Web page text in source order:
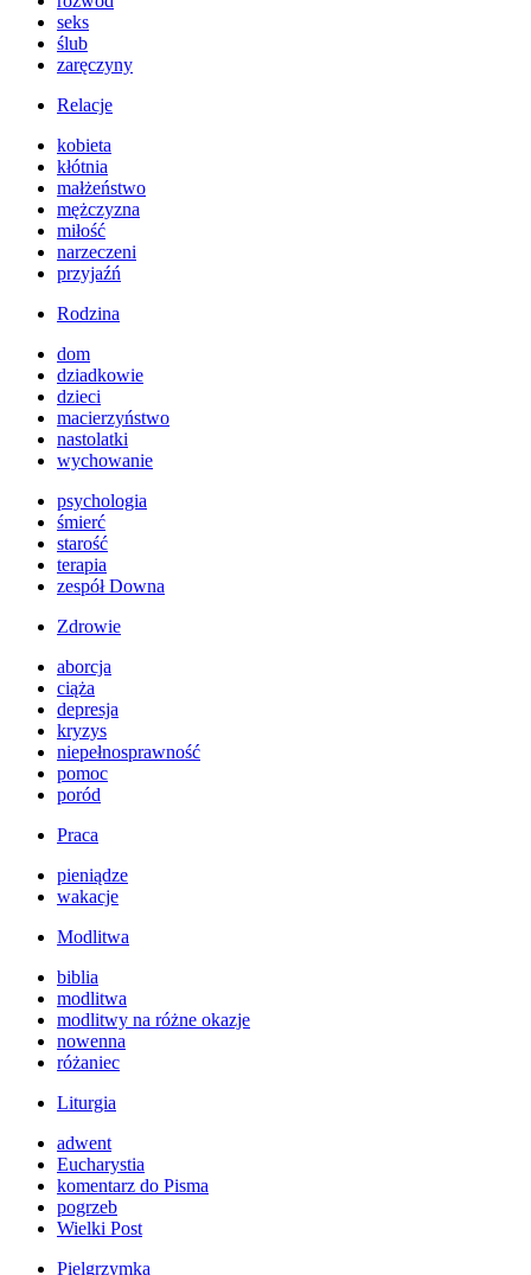
seks
ślub
zaręczyny
Relacje
kobieta
kłótnia
małżeństwo
mężczyzna
miłość
narzeczeni
przyjaźń
Rodzina
dom
dziadkowie
dzieci
macierzyństwo
nastolatki
wychowanie
psychologia
śmierć
starość
terapia
zespół Downa
Zdrowie
aborcja
ciąża
depresja
kryzys
niepełnosprawność
pomoc
poród
Praca
pieniądze
wakacje
Modlitwa
biblia
modlitwa
modlitwy na różne okazje
nowenna
różaniec
Liturgia
adwent
Eucharystia
komentarz do Pisma
pogrzeb
Wielki Post
Pielgrzymka